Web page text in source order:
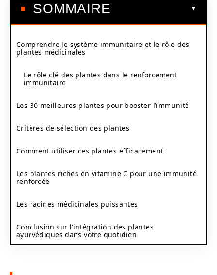
SOMMAIRE
Comprendre le système immunitaire et le rôle des
plantes médicinales
Le rôle clé des plantes dans le renforcement
immunitaire
Les 30 meilleures plantes pour booster l’immunité
Critères de sélection des plantes
Comment utiliser ces plantes efficacement
Les plantes riches en vitamine C pour une immunité
renforcée
Les racines médicinales puissantes
Conclusion sur l’intégration des plantes
ayurvédiques dans votre quotidien